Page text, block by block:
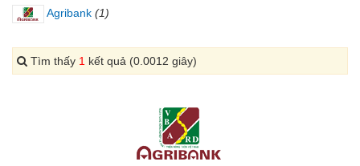
Agribank (1)
Tìm thấy 1 kết quả (0.0012 giây)